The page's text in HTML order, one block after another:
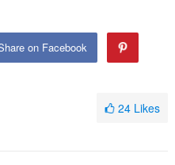
on Facebook
24 Likes